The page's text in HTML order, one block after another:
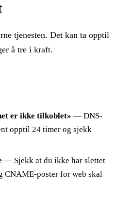
tjenesten. Det kan ta opptil
å tre i kraft.
er ikke tilkoblet» — DNS-
opptil 24 timer og sjekk
— Sjekk at du ikke har slettet
CNAME-poster for web skal